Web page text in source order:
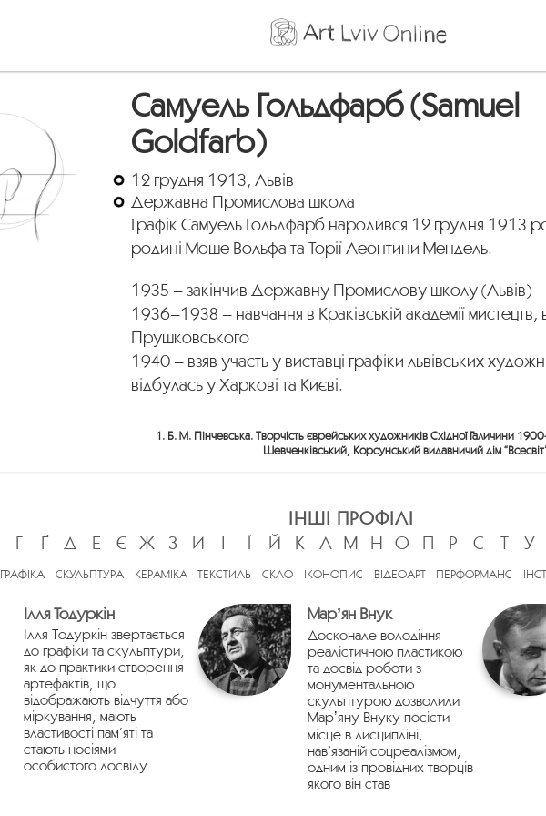
Самуель Гольдфарб (Samuel
Goldfarb)
12 грудня 1913, Львів
Державна Промислова школа
Графік Самуель Гольдфарб народився 12 грудня 1913
родині Моше Вольфа та Торії Леонтини Мендель.
1935 – закінчив Державну Промислову школу (Львів)
1936–1938 – навчання в Краківській академії мистецтв,
Прушковського
1940 – взяв участь у виставці графіки львівських
відбулась у Харкові та Києві.
1. Б. М. Пінчевська. Творчість єврейських художників Східної Галичини
Шевченківський, Корсунський видавничий дім
ІНШІ ПРОФІЛІ
Г Ґ Д Е Є Ж З И І Ї Й К Л М Н О П Р С Т У
ГРАФІКА СКУЛЬПТУРА КЕРАМІКА ТЕКСТИЛЬ СКЛО ІКОНОПИС ВІДЕОАРТ ПЕРФОРМАНС
Ілля Тодуркін
Ілля Тодуркін звертається
до графіки та скульптури,
як до практики створення
артефактів, що
відображають відчуття або
міркування, мають
властивості пам’яті та
стають носіями
особистого досвіду
Марʼян Внук
Досконале володіння
реалістичною пластикою
та досвід роботи з
монументальною
скульптурою дозволили
Марʼяну Внуку посісти
місце в дисципліні,
нав’язаній соцреалізмом,
одним із провідних творців
якого він став